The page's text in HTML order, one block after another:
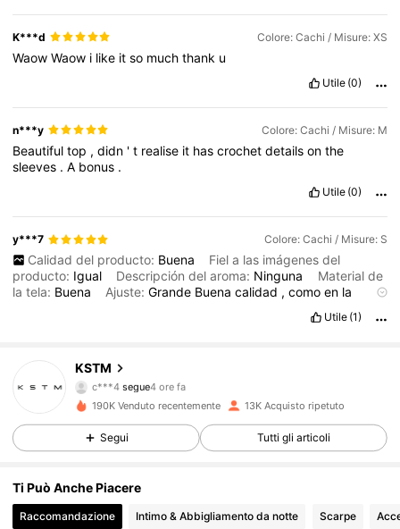
K***d Colore: Cachi / Misure: XS
WaowWaow i like itso muchthank u
Utile (0)
n***y Colore: Cachi / Misure: M
Beautifultop ,didn 't realise it hascrochetdetailsonthe
sleeves .A bonus .
Utile (0)
y***7 Colore: Cachi / Misure: S
Calidad del producto: Buena
Fiel a las imágenes del
producto: Igual Descripción del aroma: Ninguna
Material de
la tela: Buena Ajuste:Grande Buenacalidad ,comoen la
Utile (1)
KSTM
c***4segue
J***asta navigando
4.56
50K Follower
4.56 50K Follower
190K Venduto recentemente 13K Acquisto ripetuto
Segui Tutti gli articoli
Ti Può Anche Piacere
Raccomandazione Intimo & Abbigliamento da notte Scarpe